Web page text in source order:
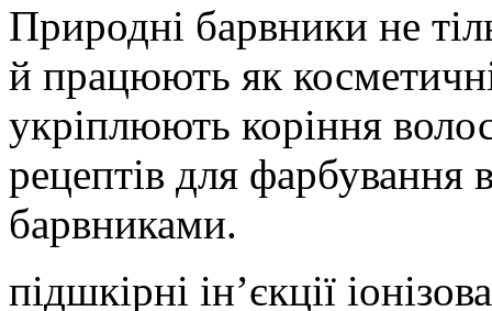
Природні барвники не
й працюють як
укріплюють коріння
рецептів для фарбування
барвниками.
підшкірні ін’єкції